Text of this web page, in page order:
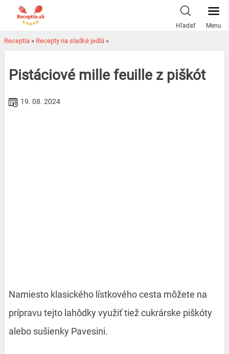
Hľadať Menu
Receptia » Recepty na sladké jedlá »
Pistáciové mille feuille z piškót
19. 08. 2024
Namiesto klasického lístkového cesta môžete na
prípravu tejto lahôdky využiť tiež cukrárske piškóty
alebo sušienky Pavesini.